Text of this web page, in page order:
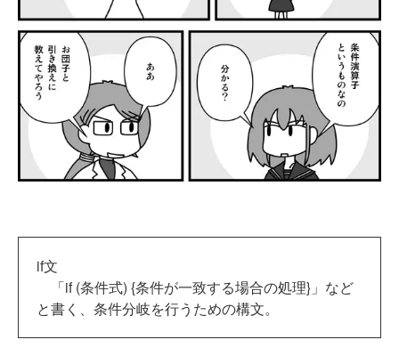
if文
「if (条件式) {条件が一致する場合の処理}」など
と書く、条件分岐を行うための構文。